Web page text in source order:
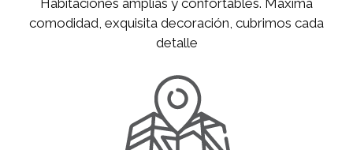
Habitaciones amplias y confortables. Máxima
comodidad, exquisita decoración, cubrimos cada
detalle